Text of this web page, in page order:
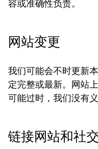
容或准确性负责。
网站变更
我们可能会不时更新
定完整或最新。网站
可能过时，我们没有
链接网站和社